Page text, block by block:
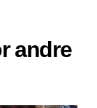
andre